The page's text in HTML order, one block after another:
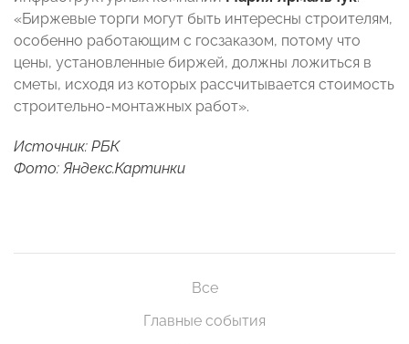
«Биржевые торги могут быть интересны строителям,
особенно работающим с госзаказом, потому что
цены, установленные биржей, должны ложиться в
сметы, исходя из которых рассчитывается стоимость
строительно-монтажных работ».
Источник: РБК
Фото: Яндекс.Картинки
Все
Главные события